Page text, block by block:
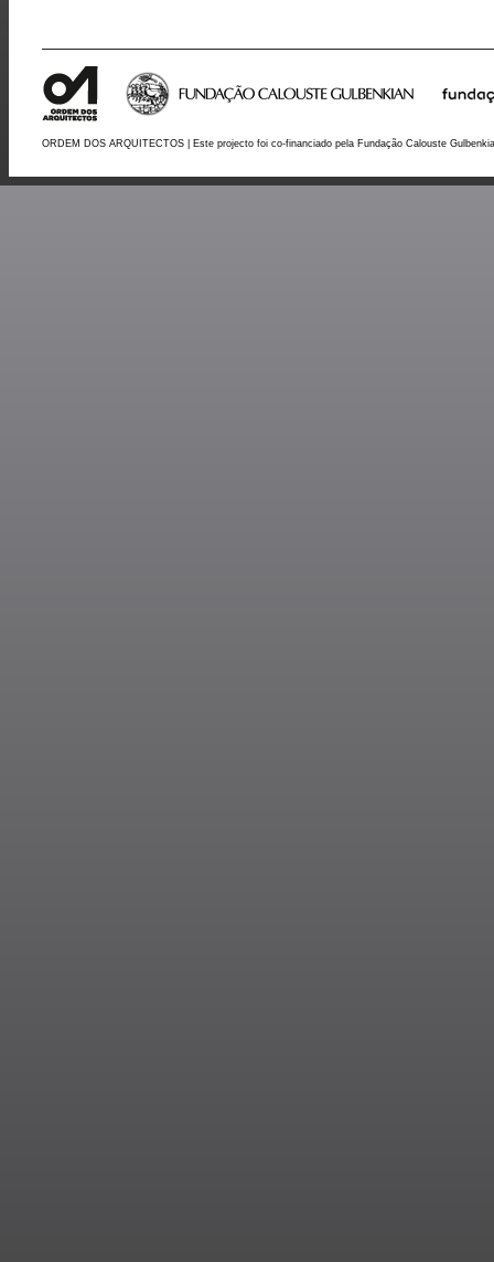
ORDEM DOS ARQUITECTOS | Este projecto foi co-financiado pela Fundação Calouste